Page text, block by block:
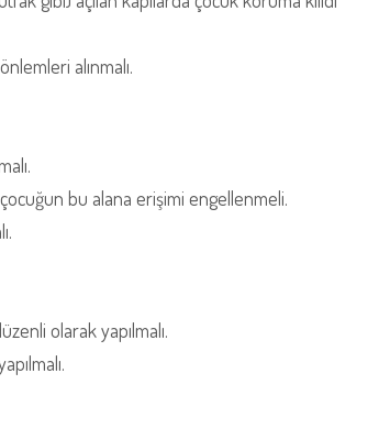
alınmalı.
bu alana erişimi engellenmeli.
olarak yapılmalı.